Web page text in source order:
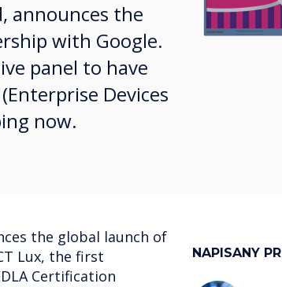
announces the
with Google.
panel to have
Devices
now.
the global launch of
Lux, the first
Certification
NAPISANY